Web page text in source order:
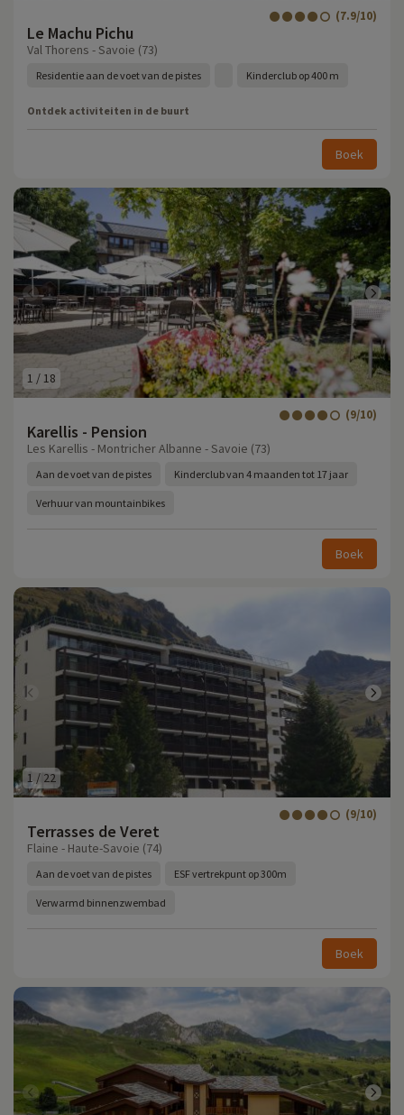
Le Machu Pichu
(7.9/10)
Val Thorens - Savoie (73)
Residentie aan de voet van de pistes Kinderclub op 400 m
Ontdek activiteiten in de buurt
Boek
1 /18
Karellis - Pension
(9/10)
Les Karellis - Montricher Albanne - Savoie (73)
Aan de voet van de pistes Kinderclub van 4 maanden tot 17 jaar
Verhuur van mountainbikes
Boek
1 / 22
Terrasses de Veret
(9/10)
Flaine - Haute-Savoie (74)
Aan de voet van de pistes ESF vertrekpunt op 300m
Verwarmd binnenzwembad
Boek